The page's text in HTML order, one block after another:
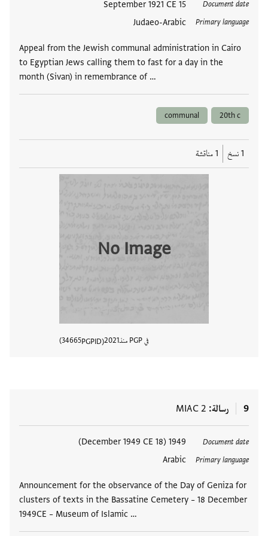
Document date
15 September 1921 CE
Primary language
Judaeo-Arabic
Appeal from the Jewish communal administration in Cairo
to Egyptian Jews calling them to fast for a day in the
month (Sivan) in remembrance of …
العلامات
20th c
communal
1 نسخ 1 مناقشة
No Image
في PGP منذ 2021
PGPID
34665
9 رسالة MIAC 2
Document date
1949 (18 December 1949 CE)
Primary language
Arabic
Announcement for the observance of the Day of Geniza for
clusters of texts in the Bassatine Cemetery – 18 December
1949CE – Museum of Islamic …
العلامات